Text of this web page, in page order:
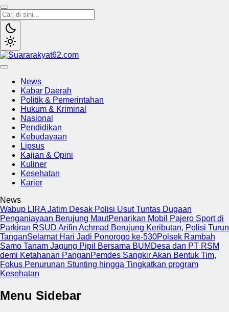
News
Kabar Daerah
Politik & Pemerintahan
Hukum & Kriminal
Nasional
Pendidikan
Kebudayaan
Lipsus
Kajian & Opini
Kuliner
Kesehatan
Karier
News
Wabup LIRA Jatim Desak Polisi Usut Tuntas Dugaan
Penganiayaan Berujung MautPenarikan Mobil Pajero Sport di
Parkiran RSUD Arifin Achmad Berujung Keributan, Polisi Turun
TanganSelamat Hari Jadi Ponorogo ke-530Polsek Rambah
Samo Tanam Jagung Pipil Bersama BUMDesa dan PT RSM
demi Ketahanan PanganPemdes Sangkir Akan Bentuk Tim,
Fokus Penurunan Stunting hingga Tingkatkan program
Kesehatan
Menu Sidebar